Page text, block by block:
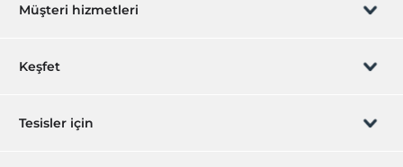
Müşteri hizmetleri
Rezervasyon yönet
Keşfet
Hediye Kart
Tesisler için